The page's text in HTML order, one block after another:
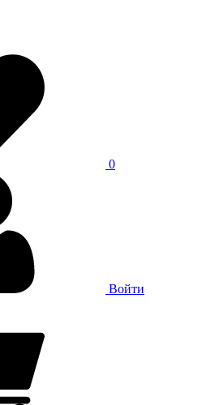
0
Войти